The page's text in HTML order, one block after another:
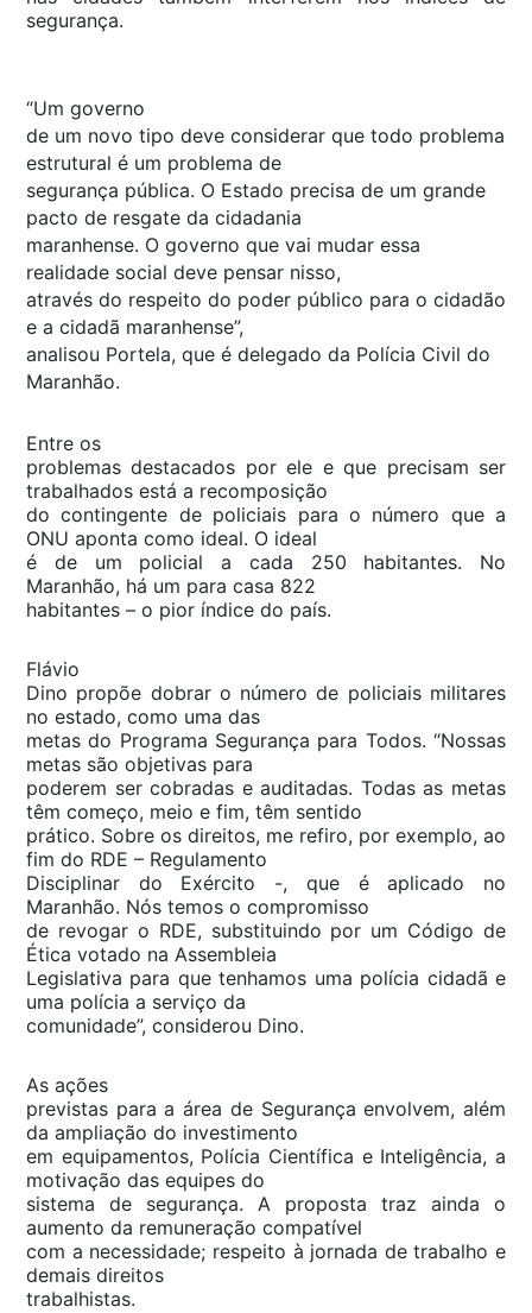
segurança.
“Um governo
de um novo tipo deve considerar que todo problema
estrutural é um problema de
segurança pública. O Estado precisa de um grande
pacto de resgate da cidadania
maranhense. O governo que vai mudar essa
realidade social deve pensar nisso,
através do respeito do poder público para o cidadão
e a cidadã maranhense”,
analisou Portela, que é delegado da Polícia Civil do
Maranhão.
Entre os
problemas destacados por ele e que precisam ser
trabalhados está a recomposição
do contingente de policiais para o número que a
ONU aponta como ideal. O ideal
é de um policial a cada 250 habitantes. No
Maranhão, há um para casa 822
habitantes – o pior índice do país.
Flávio
Dino propõe dobrar o número de policiais militares
no estado, como uma das
metas do Programa Segurança para Todos. “Nossas
metas são objetivas para
poderem ser cobradas e auditadas. Todas as metas
têm começo, meio e fim, têm sentido
prático. Sobre os direitos, me refiro, por exemplo, ao
fim do RDE – Regulamento
Disciplinar do Exército -, que é aplicado no
Maranhão. Nós temos o compromisso
de revogar o RDE, substituindo por um Código de
Ética votado na Assembleia
Legislativa para que tenhamos uma polícia cidadã e
uma polícia a serviço da
comunidade”, considerou Dino.
As ações
previstas para a área de Segurança envolvem, além
da ampliação do investimento
em equipamentos, Polícia Científica e Inteligência, a
motivação das equipes do
sistema de segurança. A proposta traz ainda o
aumento da remuneração compatível
com a necessidade; respeito à jornada de trabalho e
demais direitos
trabalhistas.